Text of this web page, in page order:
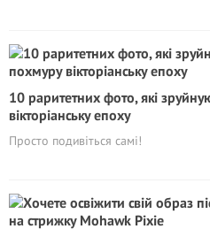
10 раритетних фото, які
вікторіанську епоху
Просто подивіться самі!